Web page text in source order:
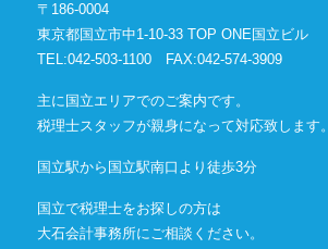
〒186-0004
東京都国立市中1-10-33 TOP ONE国立ビル
TEL:042-503-1100
FAX:042-574-3909
主に国立エリアでのご案内です。
税理士スタッフが親身になって対応致します。
国立駅から国立駅南口より徒歩3分
国立で税理士をお探しの方は
大石会計事務所にご相談ください。